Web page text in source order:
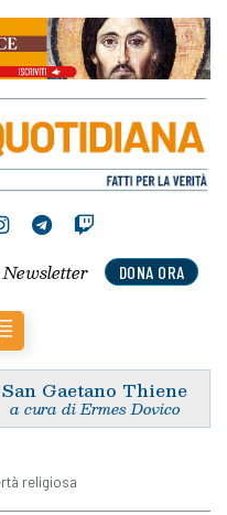
DONA ORA
Newsletter
San Gaetano Thiene
a cura di Ermes Dovico
religiosa